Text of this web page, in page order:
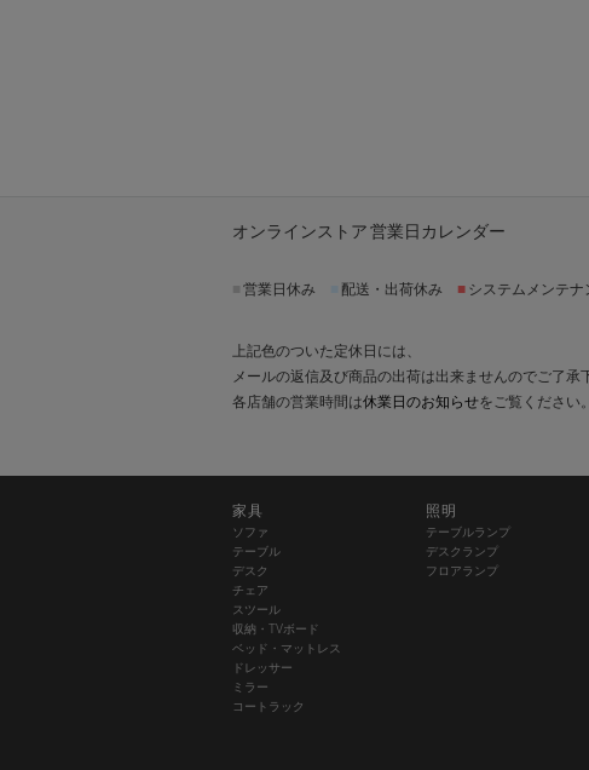
オンラインストア 営業日カレンダー
営業日休み 配送・出荷休み ■ システムメンテナ
上記色のついた定休日には、
メールの返信及び商品の出荷は出来ませんのでご了承
各店舗の営業時間は休業日のお知らせをご覧ください。
家具
ソファ
テーブル
デスク
チェア
スツール
収納・TVボード
ベッド・マットレス
ドレッサー
ミラー
コートラック
照明
テーブルランプ
デスクランプ
フロアランプ